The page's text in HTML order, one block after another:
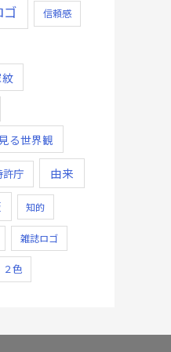
ゴ 信頼感
紋
る世界観
許庁 由来
知的
雑誌ロゴ
２色